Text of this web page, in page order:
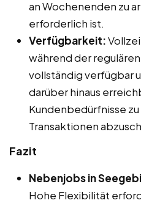
an Wochenenden zu
erforderlich ist.
Verfügbarkeit:
während der
vollständig verfügbar
darüber hinaus
Kundenbedürfnisse
Transaktionen
Fazit
Nebenjobs in
Hohe Flexibilität